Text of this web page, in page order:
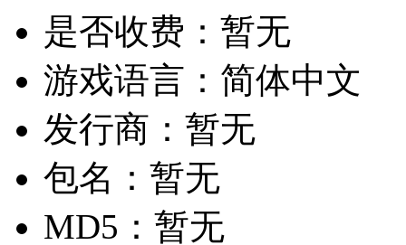
是否收费： 暂无
游戏语言： 简体中文
发行商： 暂无
包名： 暂无
MD5： 暂无